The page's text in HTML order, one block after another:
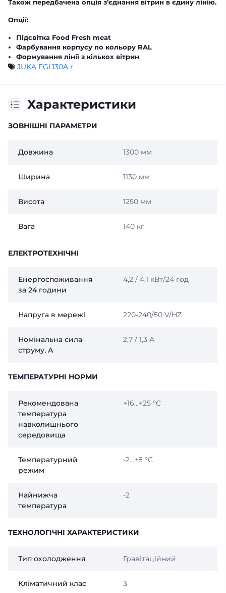
Також передбачена опція з’єднання вітрин в єдину лінію.
Опції:
Підсвітка Food Fresh meat
Фарбування корпусу по кольору RAL
Формування лінії з кількох вітрин
JUKA FGL130A r
Характеристики
ЗОВНІШНІ ПАРАМЕТРИ
Довжина 1300 мм
Ширина 1130 мм
Висота 1250 мм
Вага 140 кг
ЕЛЕКТРОТЕХНІЧНІ
Енергоспоживання
за 24 години
4,2 / 4,1 кВт/24 год
Напруга в мережі 220-240/50 V/HZ
Номінальна сила
струму, А
2,7 / 1,3 А
ТЕМПЕРАТУРНІ НОРМИ
Рекомендована
температура
навколишнього
середовища
+16...+25 °C
Температурний
режим
-2...+8 °C
Найнижча
температура
-2
ТЕХНОЛОГІЧНІ ХАРАКТЕРИСТИКИ
Тип охолодження Гравітаційний
Кліматичний клас 3